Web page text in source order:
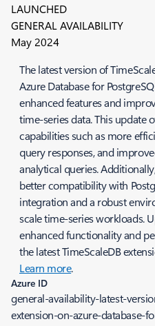
LAUNCHED
GENERAL AVAILABILITY
May 2024
The latest version of
Azure Database for
enhanced features and
time-series data. This update
capabilities such as more
query responses, and
analytical queries.
better compatibility with
integration and a robust
scale time-series workloads.
enhanced functionality and
the latest TimeScaleDB
Learn more.
Azure ID
general-availability-latest-
extension-on-azure-database-